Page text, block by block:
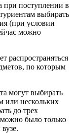
при поступлении в
выбирать
(при условии
можно
распространяться
по которым
могут выбирать
или нескольких
до трех
было только